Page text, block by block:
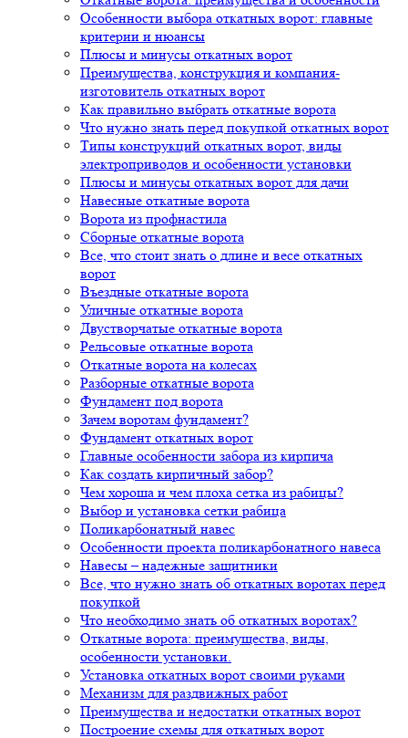
Особенности выбора откатных ворот: главные
критерии и нюансы
Плюсы и минусы откатных ворот
Преимущества, конструкция и компания-
изготовитель откатных ворот
Как правильно выбрать откатные ворота
Что нужно знать перед покупкой откатных ворот
Типы конструкций откатных ворот, виды
электроприводов и особенности установки
Плюсы и минусы откатных ворот для дачи
Навесные откатные ворота
Ворота из профнастила
Сборные откатные ворота
Все, что стоит знать о длине и весе откатных
ворот
Въездные откатные ворота
Уличные откатные ворота
Двустворчатые откатные ворота
Рельсовые откатные ворота
Откатные ворота на колесах
Разборные откатные ворота
Фундамент под ворота
Зачем воротам фундамент?
Фундамент откатных ворот
Главные особенности забора из кирпича
Как создать кирпичный забор?
Чем хороша и чем плоха сетка из рабицы?
Выбор и установка сетки рабица
Поликарбонатный навес
Особенности проекта поликарбонатного навеса
Навесы – надежные защитники
Все, что нужно знать об откатных воротах перед
покупкой
Что необходимо знать об откатных воротах?
Откатные ворота: преимущества, виды,
особенности установки.
Установка откатных ворот своими руками
Механизм для раздвижных работ
Преимущества и недостатки откатных ворот
Построение схемы для откатных ворот